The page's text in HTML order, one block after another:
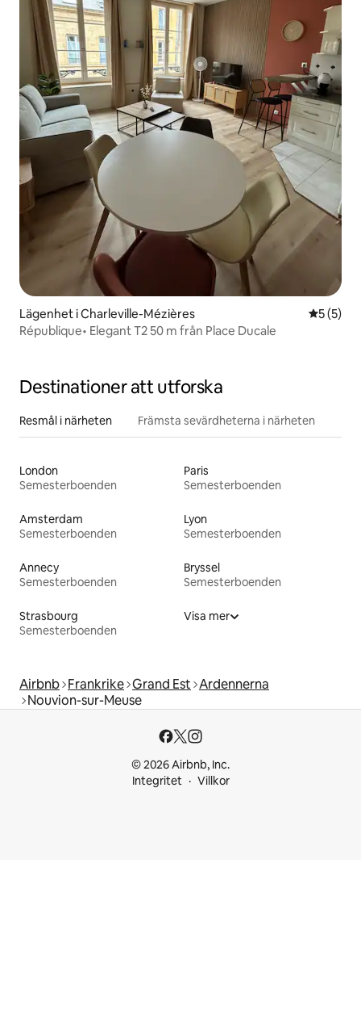
Lägenhet i Charleville-Mézières 5 av 5 i
5 (5)
République• Elegant T2 50 m från Place Ducale
Destinationer att utforska
Resmål i närheten Främsta sevärdheterna i närheten
London
Semesterboenden
Paris
Semesterboenden
Amsterdam
Semesterboenden
Lyon
Semesterboenden
Annecy
Semesterboenden
Bryssel
Semesterboenden
Strasbourg
Semesterboenden
Visa mer
Airbnb Frankrike Grand Est Ardennerna
Nouvion-sur-Meuse
© 2026 Airbnb, Inc.
Integritet
Villkor